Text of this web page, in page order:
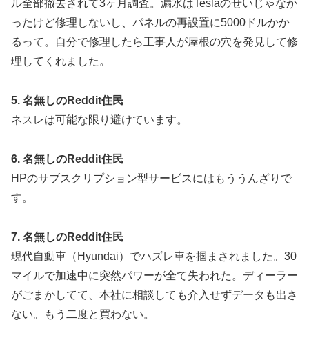
ル全部撤去されて3ヶ月調査。漏水はTeslaのせいじゃなか
ったけど修理しないし、パネルの再設置に5000ドルかか
るって。自分で修理したら工事人が屋根の穴を発見して修
理してくれました。
5. 名無しのReddit住民
ネスレは可能な限り避けています。
6. 名無しのReddit住民
HPのサブスクリプション型サービスにはもううんざりで
す。
7. 名無しのReddit住民
現代自動車（Hyundai）でハズレ車を掴まされました。30
マイルで加速中に突然パワーが全て失われた。ディーラー
がごまかしてて、本社に相談しても介入せずデータも出さ
ない。もう二度と買わない。